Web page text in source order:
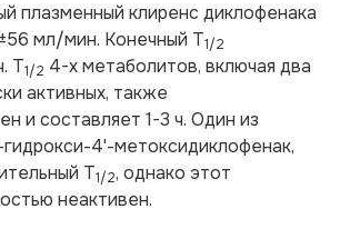
плазменный клиренс диклофенака
мл/мин. Конечный T1/2
T1/2 4-х метаболитов, включая два
активных, также
и составляет 1-3 ч. Один из
4'-метоксидиклофенак,
T1/2, однако этот
неактивен.